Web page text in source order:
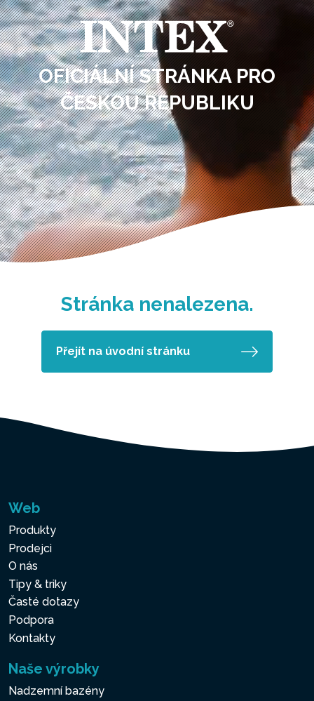
OFICIÁLNÍ STRÁNKA PRO
ČESKOU REPUBLIKU
Stránka nenalezena.
Přejít na úvodní stránku
Web
Produkty
Prodejci
O nás
Tipy & triky
Časté dotazy
Podpora
Kontakty
Naše výrobky
Nadzemní bazény